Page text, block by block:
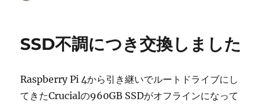
SSD不調につき交換しました
Raspberry Pi 4から引き継いでルートドライブにし
てきたCrucialの960GB SSDがオフラインになって